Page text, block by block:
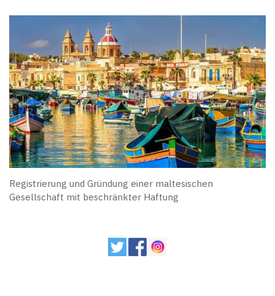
Registrierung und Gründung einer maltesischen
Gesellschaft mit beschränkter Haftung